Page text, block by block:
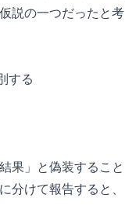
説の一つだったと考
する
果」と偽装すること
分けて報告すると、